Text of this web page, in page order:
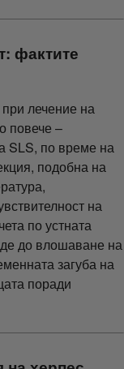
фактите
лечение на
повече –
SLS, по време на
подобна на
на
по устната
до влошаване на
загуба на
поради